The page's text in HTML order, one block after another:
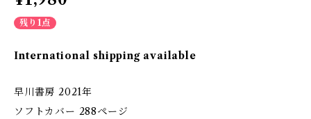
残り1点
International shipping available
早川書房 2021年
ソフトカバー 288ページ